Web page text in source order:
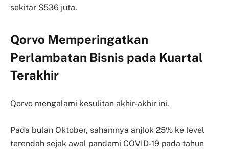
sekitar $536 juta.
Qorvo Memperingatkan
Perlambatan Bisnis pada Kuartal
Terakhir
Qorvo mengalami kesulitan akhir-akhir ini.
Pada bulan Oktober, sahamnya anjlok 25% ke level
terendah sejak awal pandemi COVID-19 pada tahun